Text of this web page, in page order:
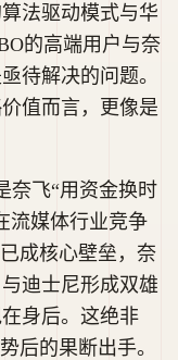
法驱动模式与华
的高端用户与奈
待解决的问题。
值而言，更像是
奈飞“用资金换时
流媒体行业竞争
成核心壁垒，奈
迪士尼形成双雄
身后。这绝非
后的果断出手。